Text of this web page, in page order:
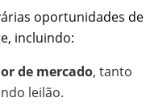
oportunidades de
incluindo:
de mercado, tanto
leilão.